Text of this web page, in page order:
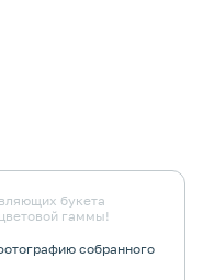
букета
гаммы!
собранного